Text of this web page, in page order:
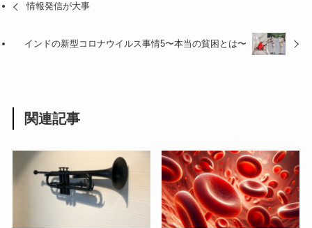
情報発信が大事
インドの新型コロナウイルス事情5〜本当の貧困とは〜
関連記事